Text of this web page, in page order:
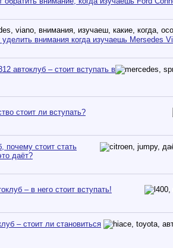
уделить внимания когда изучаешь Mersedes
автоклуб – стоит вступать в
стоит ли вступать?
почему стоит стать
даёт?
– в него стоит вступать!
– стоит ли становиться